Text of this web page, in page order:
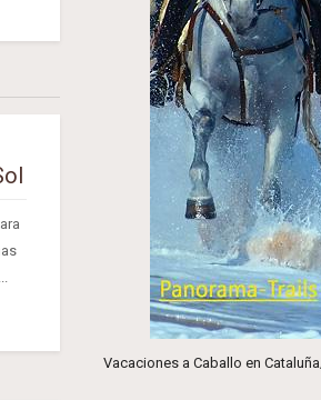
Vacaciones a Caballo en